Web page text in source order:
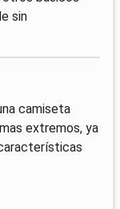
sin
camiseta
extremos, ya